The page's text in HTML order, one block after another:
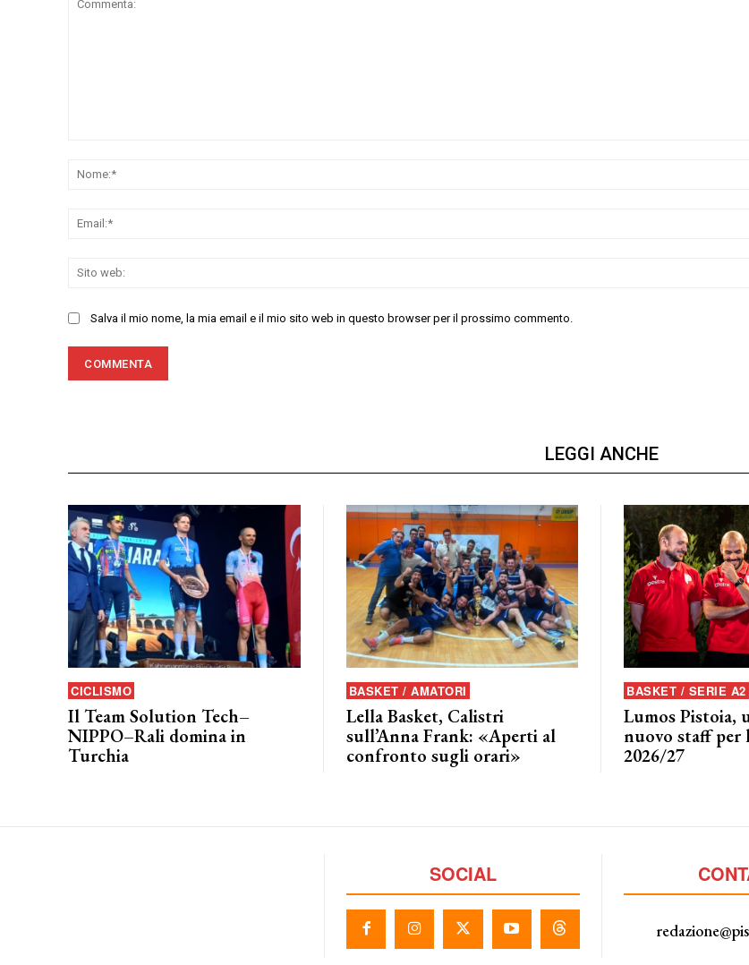
Salva il mio nome, la mia email e il mio sito web in questo browser per il prossimo commento.
LEGGI ANCHE
CICLISMO
Il Team Solution Tech–
NIPPO–Rali domina in
Turchia
BASKET / AMATORI
Lella Basket, Calistri
sull’Anna Frank: «Aperti al
confronto sugli orari»
BASKET / SERIE A2
Lumos Pistoia,
nuovo staff per
2026/27
SOCIAL